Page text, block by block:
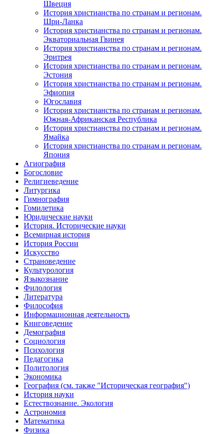
Швеция
История христианства по странам и регионам.
Шри-Ланка
История христианства по странам и регионам.
Экваториальная Гвинея
История христианства по странам и регионам.
Эритрея
История христианства по странам и регионам.
Эстония
История христианства по странам и регионам.
Эфиопия
Югославия
История христианства по странам и регионам.
Южная-Африканская Республика
История христианства по странам и регионам.
Ямайка
История христианства по странам и регионам.
Япония
Агиография
Богословие
Религиеведение
Литургика
Гимнография
Гомилетика
Юридические науки
История. Исторические науки
Всемирная история
История России
Искусство
Страноведение
Культурология
Языкознание
Филология
Литература
Философия
Информационная деятельность
Книговедение
Демография
Социология
Психология
Педагогика
Политология
Экономика
География (см. также "Историческая география")
История науки
Естествознание. Экология
Астрономия
Математика
Физика